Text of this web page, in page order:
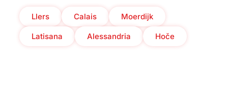
Llers Calais Moerdijk
Latisana Alessandria Hoče